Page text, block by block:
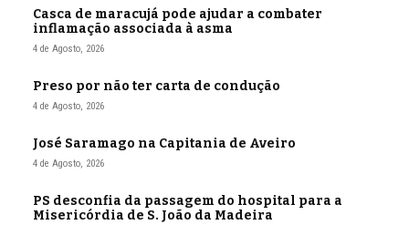
Casca de maracujá pode ajudar a combater
inflamação associada à asma
4 de Agosto, 2026
Preso por não ter carta de condução
4 de Agosto, 2026
José Saramago na Capitania de Aveiro
4 de Agosto, 2026
PS desconfia da passagem do hospital para a
Misericórdia de S. João da Madeira